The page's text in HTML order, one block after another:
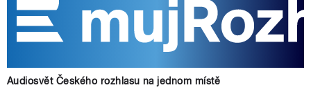
Audiosvět Českého rozhlasu na jednom místě